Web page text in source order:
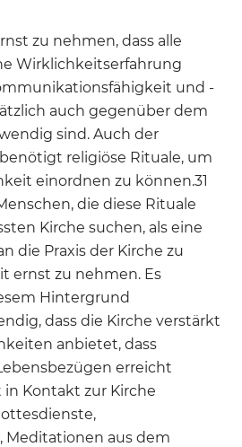
zu nehmen, dass alle
Wirklichkeitserfahrung
und -
auch gegenüber dem
sind. Auch der
religiöse Rituale, um
einordnen zu können.31
die diese Rituale
Kirche suchen, als eine
die Praxis der Kirche zu
ernst zu nehmen. Es
Hintergrund
dass die Kirche verstärkt
anbietet, dass
erreicht
Kontakt zur Kirche
Meditationen aus dem